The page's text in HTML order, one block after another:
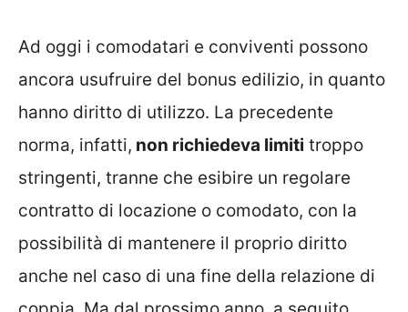
Ad oggi i comodatari e conviventi possono
ancora usufruire del bonus edilizio, in quanto
hanno diritto di utilizzo. La precedente
norma, infatti, non richiedeva limiti troppo
stringenti, tranne che esibire un regolare
contratto di locazione o comodato, con la
possibilità di mantenere il proprio diritto
anche nel caso di una fine della relazione di